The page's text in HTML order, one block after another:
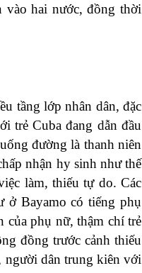
vào hai nước, đồng thời
tầng lớp nhân dân, đặc
trẻ Cuba đang dẫn đầu
đường là thanh niên
nhận hy sinh như thế
làm, thiếu tự do. Các
ở Bayamo có tiếng phụ
của phụ nữ, thậm chí trẻ
đồng trước cảnh thiếu
người dân trung kiên với